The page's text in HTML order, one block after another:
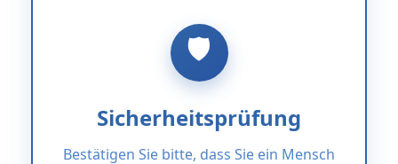
Sicherheitsprüfung
Bestätigen Sie bitte, dass Sie ein Mensch